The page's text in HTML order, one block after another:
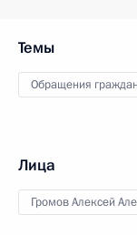
Темы
Обращения граждан
Лица
Громов Алексей